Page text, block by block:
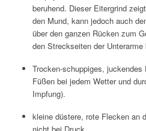
beruhend. Dieser Eitergrind
den Mund, kann jedoch auch
über den ganzen Rücken zum
den Streckseiten der
Trocken-schuppiges,
Füßen bei jedem Wetter und
Impfung).
kleine düstere, rote Flecken an